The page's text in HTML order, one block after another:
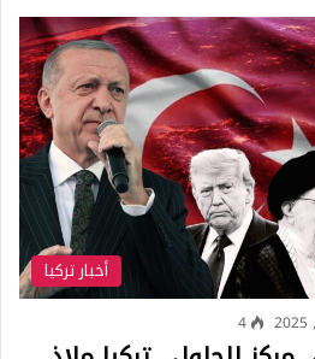
أخبار تركيا
4